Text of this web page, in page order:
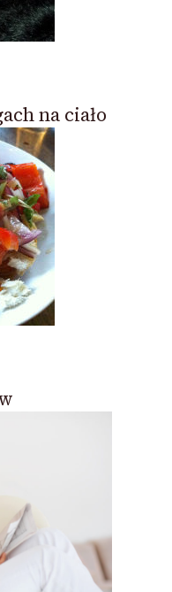
na ciało